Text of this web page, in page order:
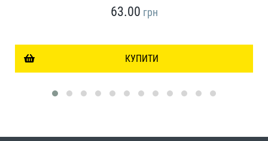
63.00 грн
КУПИТИ